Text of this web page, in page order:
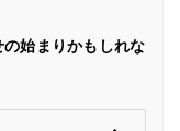
始まりかもしれな